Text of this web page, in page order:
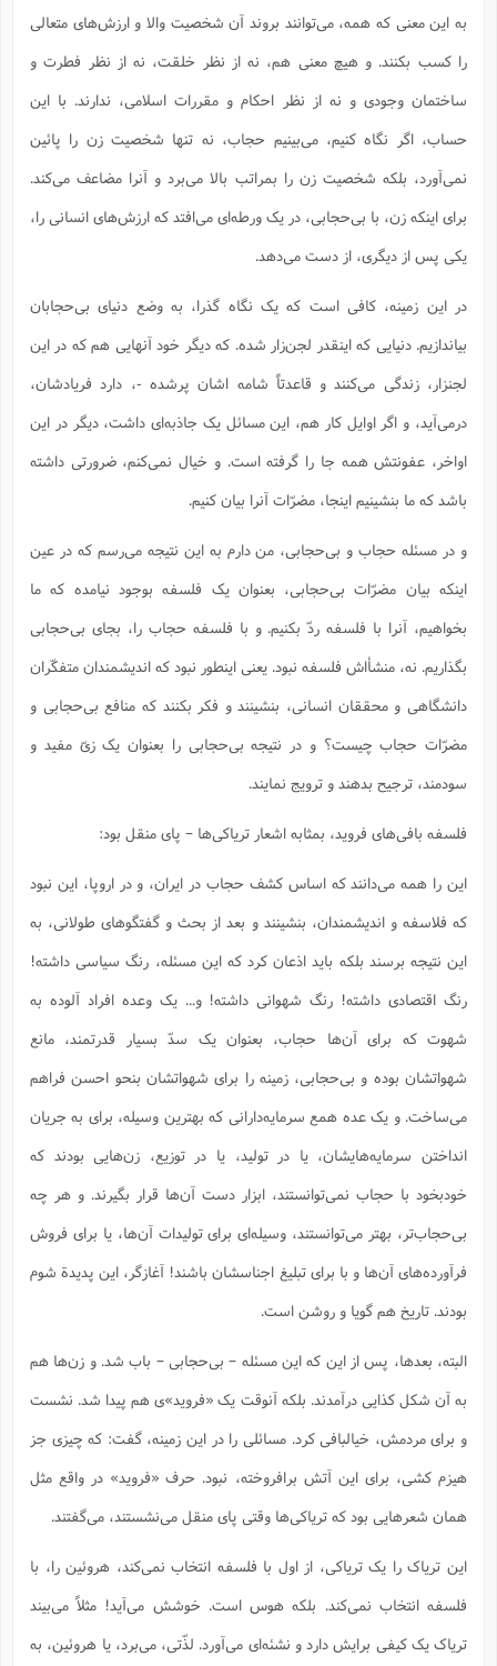
به این معنی که همه، می‌توانند بروند آن شخصیت والا و ارزش‌های متعالی
را کسب بکنند. و هیچ معنی هم، نه از نظر خلقت، نه از نظر فطرت و
ساختمان وجودی و نه از نظر احکام و مقررات اسلامی، ندارند. با این
حساب، اگر نگاه کنیم، می‌بینیم حجاب، نه تنها شخصیت زن را پائین
نمی‌آورد، بلکه شخصیت زن را بمراتب بالا می‌برد و آنرا مضاعف می‌کند.
برای اینکه زن، با بی‌حجابی، در یک ورطه‌ای می‌افتد که ارزش‌های انسانی را،
یکی پس از دیگری، از دست می‌دهد.
در این زمینه، کافی است که یک نگاه گذرا، به وضع دنیای بی‌حجابان
بیاندازیم. دنیایی که اینقدر لجن‌زار شده. که دیگر خود آنهایی هم که در این
لجنزار، زندگی می‌کنند و قاعدتاً شامه اشان پرشده -، دارد فریادشان،
درمی‌آید، و اگر اوایل کار هم، این مسائل یک جاذبه‌ای داشت، دیگر در این
اواخر، عفونتش همه جا را گرفته است. و خیال نمی‌کنم، ضرورتی داشته
باشد که ما بنشینیم اینجا، مضرّات آنرا بیان کنیم.
و در مسئله حجاب و بی‌حجابی، من دارم به این نتیجه می‌رسم که در عین
اینکه بیان مضرّات بی‌حجابی، بعنوان یک فلسفه بوجود نیامده که ما
بخواهیم، آنرا با فلسفه ردّ بکنیم. و با فلسفه حجاب را، بجای بی‌حجابی
بگذاریم. نه، منشأ‌اش فلسفه نبود. یعنی اینطور نبود که اندیشمندان متفکّران
دانشگاهی و محققان انسانی، بنشینند و فکر بکنند که منافع بی‌حجابی و
مضرّات حجاب چیست؟ و در نتیجه بی‌حجابی را بعنوان یک زیّ مفید و
سودمند، ترجیح بدهند و ترویج نمایند.
فلسفه بافی‌های فروید، بمثابه اشعار تریاکی‌ها – پای منقل بود:
این را همه می‌دانند که اساس کشف حجاب در ایران، و در اروپا، این نبود
که فلاسفه و اندیشمندان، بنشینند و بعد از بحث و گفتگوهای طولانی، به
این نتیجه برسند بلکه باید اذعان کرد که این مسئله، رنگ سیاسی داشته!
رنگ اقتصادی داشته! رنگ شهوانی داشته! و... یک وعده افراد آلوده به
شهوت که برای آن‌ها حجاب، بعنوان یک سدّ بسیار قدرتمند، مانع
شهواتشان بوده و بی‌حجابی، زمینه را برای شهواتشان بنحو احسن فراهم
می‌ساخت. و یک عده همع سرمایه‌دارانی که بهترین وسیله، برای به جریان
انداختن سرمایه‌هایشان، یا در تولید، یا در توزیع، زن‌هایی بودند که
خودبخود با حجاب نمی‌توانستند، ابزار دست آن‌ها قرار بگیرند. و هر چه
بی‌حجاب‌تر، بهتر می‌توانستند، وسیله‌ای برای تولیدات آن‌ها، یا برای فروش
فرآورده‌های آن‌ها و با برای تبلیغ اجناسشان باشند! آغازگر، این پدیدة شوم
بودند. تاریخ هم گویا و روشن است.
البته، بعدها، پس از این که این مسئله – بی‌حجابی – باب شد. و زن‌ها هم
به آن شکل کذایی درآمدند. بلکه آنوقت یک «فروید»‌ی هم پیدا شد. نشست
و برای مردمش، خیالبافی کرد. مسائلی را در این زمینه، گفت: که چیزی جز
هیزم‌ کشی، برای این آتش برافروخته، نبود. حرف «فروید» در واقع مثل
همان شعرهایی بود که تریاکی‌ها وقتی پای منقل می‌نشستند، می‌گفتند.
این تریاک را یک تریاکی، از اول با فلسفه انتخاب نمی‌کند، هروئین را، با
فلسفه انتخاب نمی‌کند. بلکه هوس است. خوشش می‌آید! مثلاً می‌بیند
تریاک یک کیفی برایش دارد و نشئه‌ای می‌آورد. لذّتی، می‌برد، یا هروئین، به